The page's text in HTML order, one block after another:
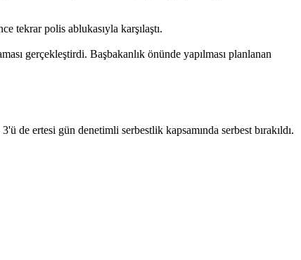
tekrar polis ablukasıyla karşılaştı.
gerçekleştirdi. Başbakanlık önünde yapılması planlanan
de ertesi gün denetimli serbestlik kapsamında serbest bırakıldı.